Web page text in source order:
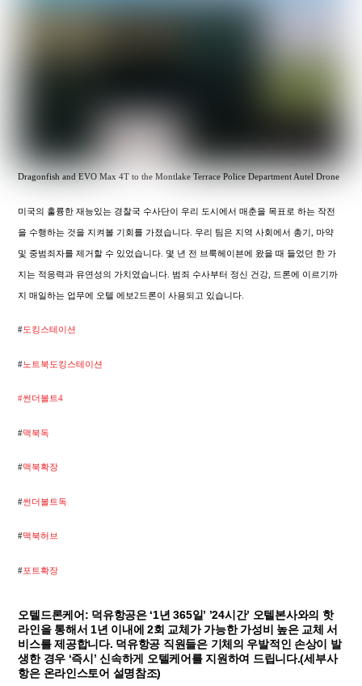
Dragonfish and EVO Max 4T to the Montlake Terrace Police Department Autel Drone
미국의 훌륭한 재능있는 경찰국 수사단이 우리 도시에서 매춘을 목표로 하는 작전
을 수행하는 것을 지켜볼 기회를 가졌습니다. 우리 팀은 지역 사회에서 총기, 마약
및 중범죄자를 제거할 수 있었습니다. 몇 년 전 브룩헤이븐에 왔을 때 들었던 한 가
지는 적응력과 유연성의 가치였습니다. 범죄 수사부터 정신 건강, 드론에 이르기까
지 매일하는 업무에 오텔 에보2드론이 사용되고 있습니다.
#도킹스테이션
#노트북도킹스테이션
#썬더볼트4
#맥북독
#맥북확장
#썬더볼트독
#맥북허브
#포트확장
오텔드론케어: 덕유항공은 ‘1년 365일’ ’24시간’ 오텔본사와의 핫
라인을 통해서 1년 이내에 2회 교체가 가능한 가성비 높은 교체 서
비스를 제공합니다. 덕유항공 직원들은 기체의 우발적인 손상이 발
생한 경우 ‘즉시’ 신속하게 오텔케어를 지원하여 드립니다.(세부사
항은 온라인스토어 설명참조)